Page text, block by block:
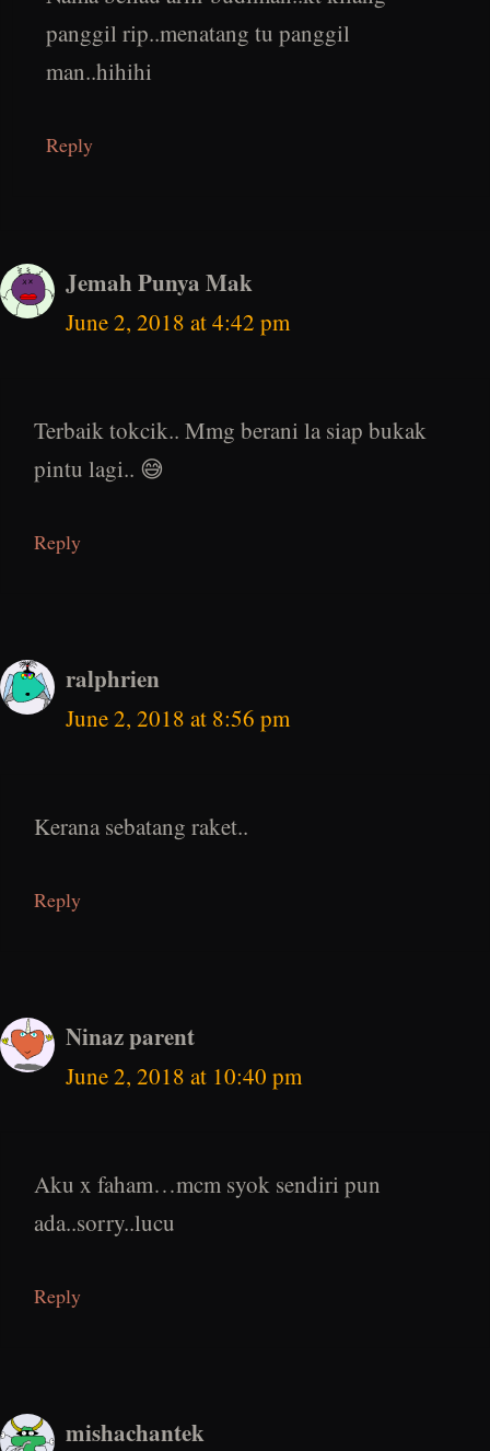
panggil rip..menatang tu panggil
man..hihihi
Reply
Jemah Punya Mak
June 2, 2018 at 4:42 pm
Terbaik tokcik.. Mmg berani la siap bukak
pintu lagi.. 😅
Reply
ralphrien
June 2, 2018 at 8:56 pm
Kerana sebatang raket..
Reply
Ninaz parent
June 2, 2018 at 10:40 pm
Aku x faham…mcm syok sendiri pun
ada..sorry..lucu
Reply
mishachantek